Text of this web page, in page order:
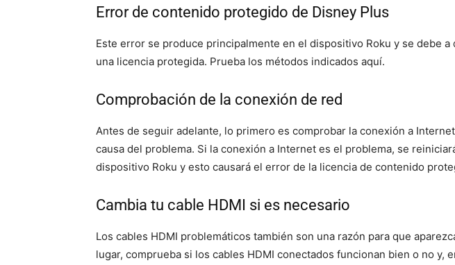
Error de contenido protegido de Disney Plus
Este error se produce principalmente en el dispositivo Roku y se debe
una licencia protegida. Prueba los métodos indicados aquí.
Comprobación de la conexión de red
Antes de seguir adelante, lo primero es comprobar la conexión a
causa del problema. Si la conexión a Internet es el problema, se
dispositivo Roku y esto causará el error de la licencia de contenido
Cambia tu cable HDMI si es necesario
Los cables HDMI problemáticos también son una razón para que
lugar, comprueba si los cables HDMI conectados funcionan bien o no y,